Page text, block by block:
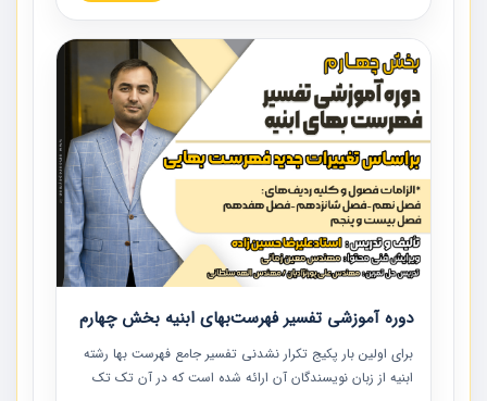
دوره با کلام مهندس علیرضاحسین‌زاده مدیر پروژه مهندسی
مشاور در امر بازنگری فهرست بها رشته ابنیه ارائه شده و به تمام
همکارانی که در حوزه صنعت ساخت در حال فعالیت هستند حتما
توصیه می کنیم از مطالب این دوره استفاده نمایند.
دوره آموزشی تفسیر فهرست‌بهای ابنیه بخش چهارم
برای اولین بار پکیج تکرار نشدنی تفسیر جامع فهرست بها رشته
ابنیه از زبان نویسندگان آن ارائه شده است که در آن تک تک